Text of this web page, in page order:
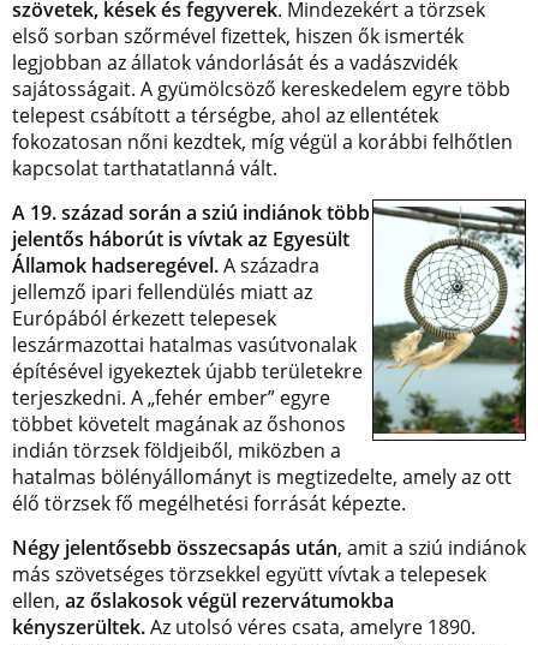
szövetek, kések és fegyverek. Mindezekért a törzsek
első sorban szőrmével fizettek, hiszen ők ismerték
legjobban az állatok vándorlását és a vadászvidék
sajátosságait. A gyümölcsöző kereskedelem egyre több
telepest csábított a térségbe, ahol az ellentétek
fokozatosan nőni kezdtek, míg végül a korábbi felhőtlen
kapcsolat tarthatatlanná vált.
A 19. század során a sziú indiánok több
jelentős háborút is vívtak az Egyesült
Államok hadseregével.A századra
jellemző ipari fellendülés miatt az
Európából érkezett telepesek
leszármazottai hatalmas vasútvonalak
építésével igyekeztek újabb területekre
terjeszkedni. A „fehér ember” egyre
többet követelt magának az őshonos
indián törzsek földjeiből, miközben a
hatalmas bölényállományt is megtizedelte, amely az ott
élő törzsek fő megélhetési forrását képezte.
Négy jelentősebb összecsapás után, amit a sziú indiánok
más szövetséges törzsekkel együtt vívtak a telepesek
ellen, az őslakosok végül rezervátumokba
kényszerültek.Az utolsó véres csata, amelyre 1890.